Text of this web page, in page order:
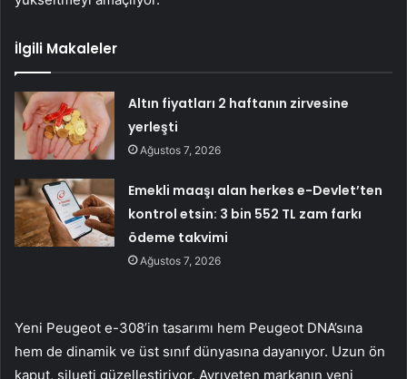
İlgili Makaleler
Altın fiyatları 2 haftanın zirvesine
yerleşti
Ağustos 7, 2026
Emekli maaşı alan herkes e-Devlet’ten
kontrol etsin: 3 bin 552 TL zam farkı
ödeme takvimi
Ağustos 7, 2026
Yeni Peugeot e-308’in tasarımı hem Peugeot DNA’sına
hem de dinamik ve üst sınıf dünyasına dayanıyor. Uzun ön
kaput, silueti güzelleştiriyor. Ayrıyeten markanın yeni